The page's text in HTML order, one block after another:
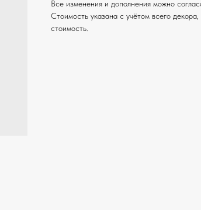
Все изменения и дополнения можно
Стоимость указана с учётом всего
стоимость.